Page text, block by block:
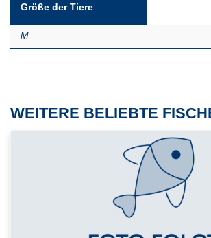
Größe der Tiere
M
WEITERE BELIEBTE